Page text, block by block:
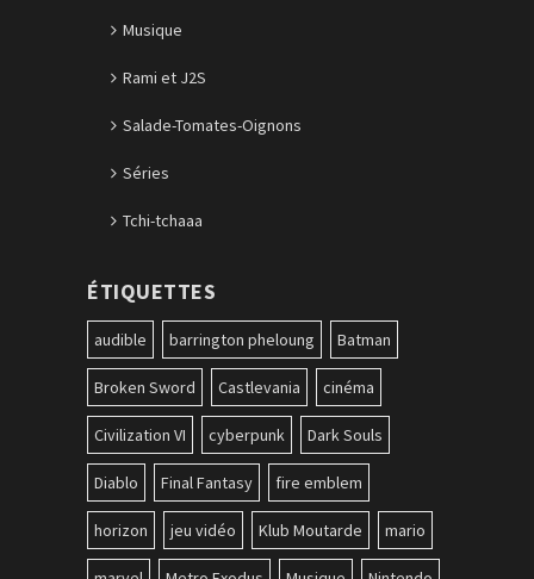
Musique
Rami et J2S
Salade-Tomates-Oignons
Séries
Tchi-tchaaa
ÉTIQUETTES
audible barrington pheloung Batman
Broken Sword Castlevania cinéma
Civilization VI cyberpunk Dark Souls
Diablo Final Fantasy fire emblem
horizon jeu vidéo Klub Moutarde mario